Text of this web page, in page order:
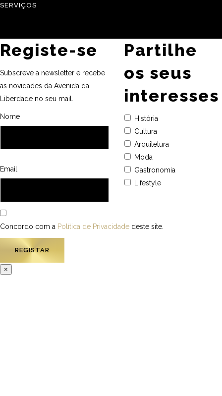
SERVIÇOS
Registe-se
Subscreve a newsletter e recebe
as novidades da Avenida da
Liberdade no seu mail.
Nome
Email
Partilhe
os seus
interesses
História
Cultura
Arquitetura
Moda
Gastronomia
Lifestyle
Concordo com a Política de Privacidade deste site.
×